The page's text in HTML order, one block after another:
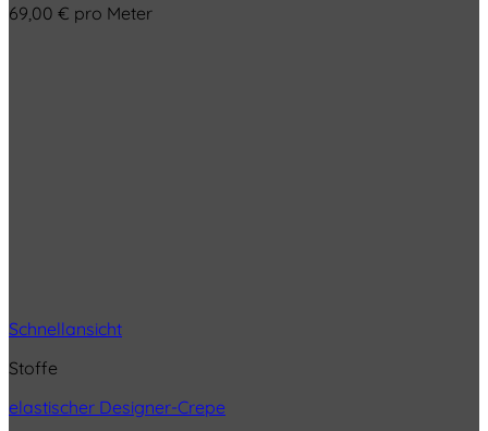
69,00 € pro Meter
Schnellansicht
Stoffe
elastischer Designer-Crepe